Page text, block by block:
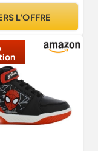
L'OFFRE